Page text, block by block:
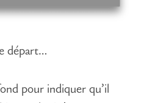
départ…
pour indiquer qu’il